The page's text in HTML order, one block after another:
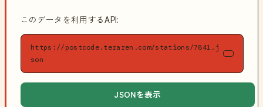
このデータを利用するAPI:
https://postcode.teraren.com/stations/7841.j
son
JSONを表示